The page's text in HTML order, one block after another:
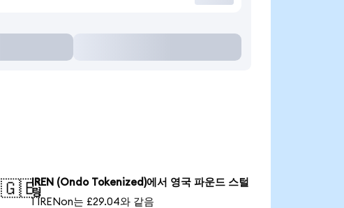
🇬🇧IREN (Ondo Tokenized)에서 영국 파운드 스털
링
1 IRENon는 £29.04와 같음